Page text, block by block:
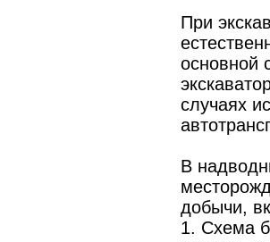
При
основной
случаях
В
добычи,
1. Схема